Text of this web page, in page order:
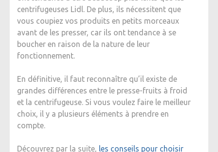
centrifugeuses Lidl. De plus, ils nécessitent que
vous coupiez vos produits en petits morceaux
avant de les presser, car ils ont tendance à se
boucher en raison de la nature de leur
fonctionnement.
En définitive, il faut reconnaître qu’il existe de
grandes différences entre le presse-fruits à froid
et la centrifugeuse. Si vous voulez faire le meilleur
choix, il y a plusieurs éléments à prendre en
compte.
Découvrez par la suite, les conseils pour choisir